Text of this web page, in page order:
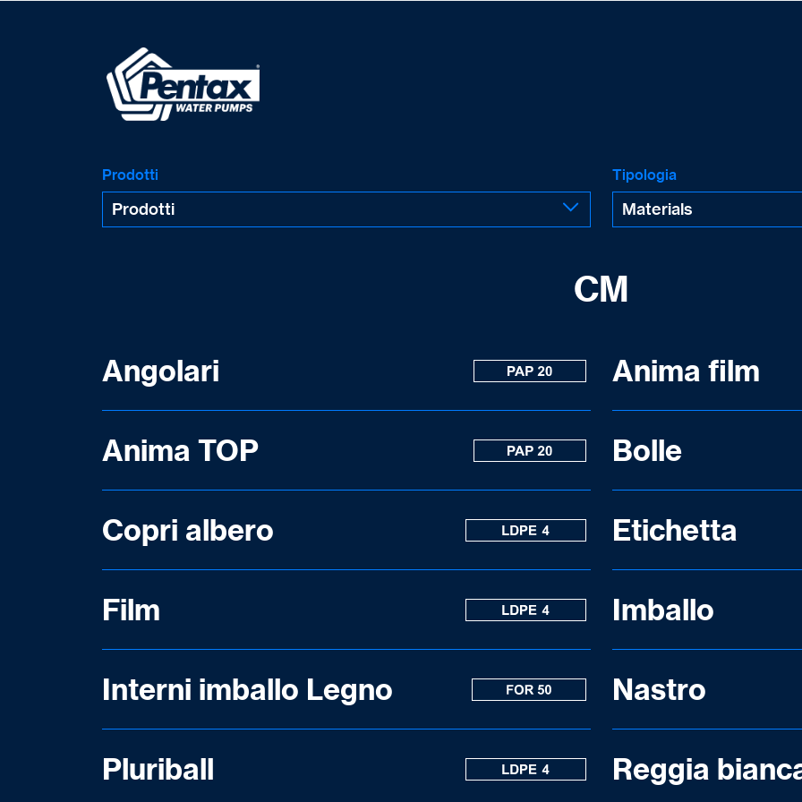
Prodotti Tipologia
CM
Angolari Anima film
Anima TOP Bolle
Copri albero Etichetta
Film Imballo
Interni imballo Legno Nastro
Pluriball Reggia